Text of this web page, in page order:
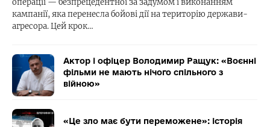
операції — безпрецедентної за задумом і виконанням
кампанії, яка перенесла бойові дії на територію держави-
агресора. Цей крок…
Актор і офіцер Володимир Ращук: «Воєнні
фільми не мають нічого спільного з
війною»
«Це зло має бути переможене»: історія